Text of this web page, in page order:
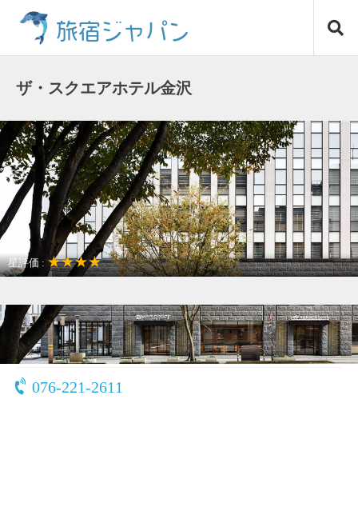
ス
キ
ッ
プ
旅宿ジャパン
ザ・スクエアホテル金沢
星評価 : ★★★★
〒920-0917
石川県 金沢市下堤町10
076-221-2611